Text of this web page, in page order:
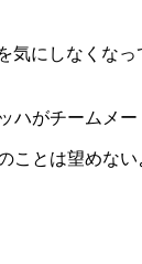
にしなくな
がチームメ
とは望めな